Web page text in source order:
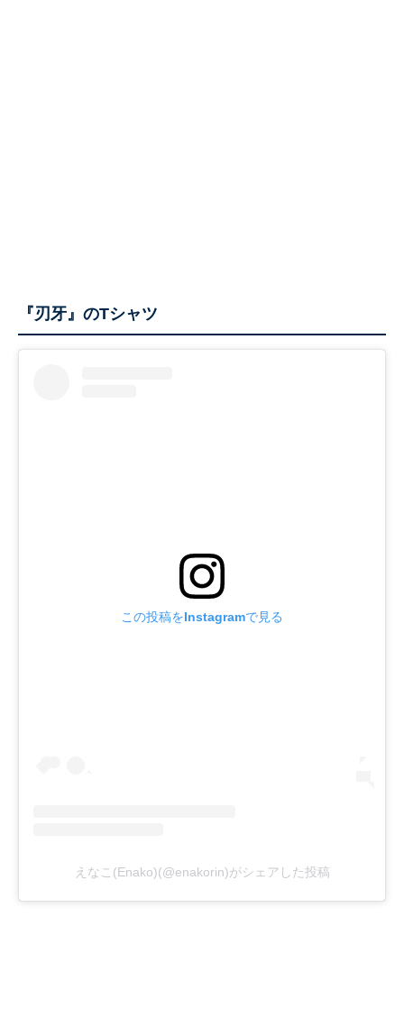
『刃牙』のTシャツ
この投稿をInstagramで見る
えなこ(Enako)(@enakorin)がシェアした投稿